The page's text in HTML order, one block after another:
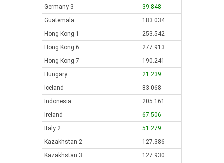
Germany 3
39.848
Guatemala
183.034
Hong Kong 1
253.542
Hong Kong 6
277.913
Hong Kong 7
190.241
Hungary
21.239
Iceland
83.068
Indonesia
205.161
Ireland
67.506
Italy 2
51.279
Kazakhstan 2
127.386
Kazakhstan 3
127.930